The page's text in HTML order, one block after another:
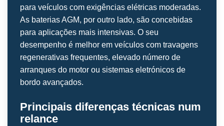
para veículos com exigências elétricas moderadas.
As baterias AGM, por outro lado, são concebidas
para aplicações mais intensivas. O seu
desempenho é melhor em veículos com travagens
regenerativas frequentes, elevado número de
arranques do motor ou sistemas eletrónicos de
bordo avançados.
Principais diferenças técnicas num
relance